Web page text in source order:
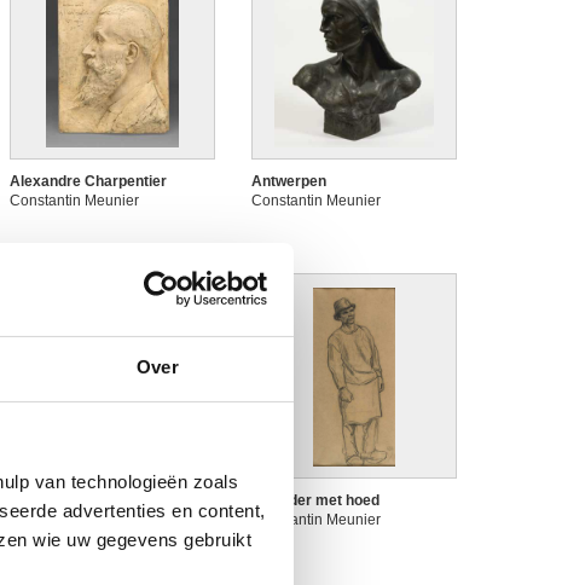
Over
van technologieën zoals
advertenties en content,
wie uw gegevens gebruikt
Alexandre Charpentier
Constantin Meunier
Antwerpen
Constantin Meunier
Arbeider die een metalen
staaf manipuleert
Constantin Meunier
Arbeider met hoed
Constantin Meunier